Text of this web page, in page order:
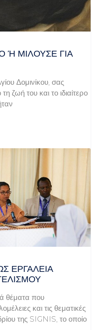
ΜΙΛΟΎΣΕ ΓΙΑ ΤΟ
Δομινίκου, σας
ζωή του και το ιδιαίτερο
ΕΡΓΑΛΕΊΑ
θέματα που
και τις θεματικές
της SIGNIS, το οποίο